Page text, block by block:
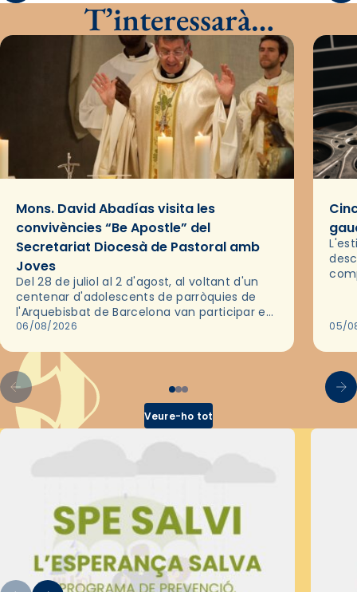
T’interessarà…
Mons. David Abadías visita les
convivències “Be Apostle” del
Secretariat Diocesà de Pastoral amb
Joves
Del 28 de juliol al 2 d'agost, al voltant d'un
centenar d'adolescents de parròquies de
l'Arquebisbat de Barcelona van participar en
les convivències Be Apostle, organitzades
06/08/2026 05/
Veure-ho tot